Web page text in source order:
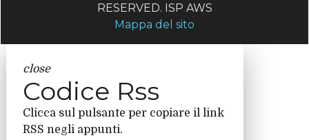
RESERVED. ISP AWS
Mappa del sito
close
Codice Rss
Clicca sul pulsante per copiare il link
RSS negli appunti.